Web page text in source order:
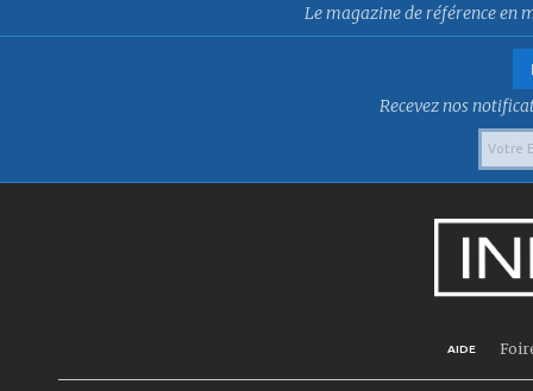
Le magazine de référence en
Recevez nos
AIDE